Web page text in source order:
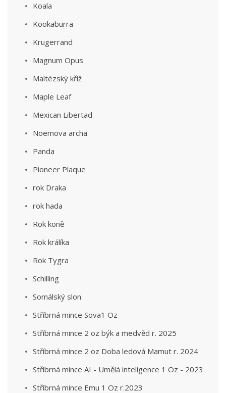
Koala
Kookaburra
Krugerrand
Magnum Opus
Maltézský kříž
Maple Leaf
Mexican Libertad
Noemova archa
Panda
Pioneer Plaque
rok Draka
rok hada
Rok koně
Rok králíka
Rok Tygra
Schilling
Somálský slon
Stříbrná mince Sova1 Oz
Stříbrná mince 2 oz býk a medvěd r. 2025
Stříbrná mince 2 oz Doba ledová Mamut r. 2024
Stříbrná mince AI - Umělá inteligence 1 Oz - 2023
Stříbrná mince Emu 1 Oz r.2023